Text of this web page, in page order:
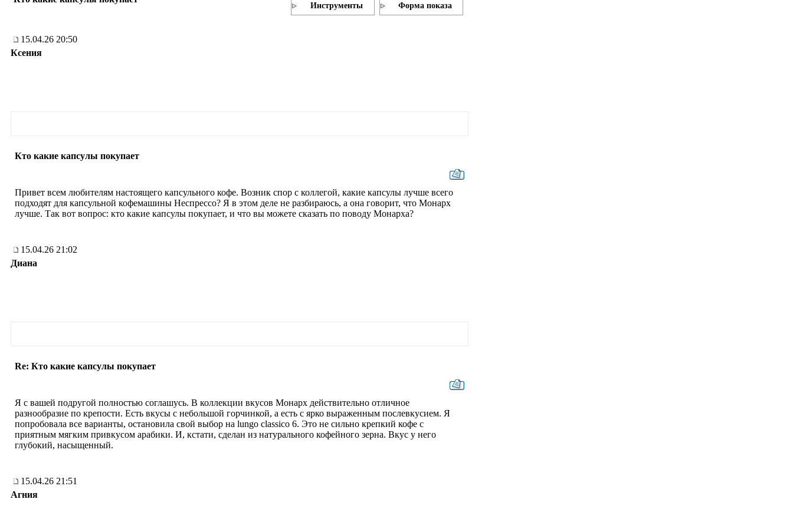
Инструменты Форма показа
15.04.26 20:50
Ксения
Кто какие капсулы покупает
Привет всем любителям настоящего капсульного кофе. Возник спор с коллегой, какие капсулы лучше всего
подходят для капсульной кофемашины Неспрессо? Я в этом деле не разбираюсь, а она говорит, что Монарх
лучше. Так вот вопрос: кто какие капсулы покупает, и что вы можете сказать по поводу Монарха?
15.04.26 21:02
Диана
Re: Кто какие капсулы покупает
Я с вашей подругой полностью соглашусь. В коллекции вкусов Монарх действительно отличное
разнообразие по крепости. Есть вкусы с небольшой горчинкой, а есть с ярко выраженным послевкусием. Я
попробовала все варианты, остановила свой выбор на lungo classico 6. Это не сильно крепкий кофе с
приятным мягким привкусом арабики. И, кстати, сделан из натурального кофейного зерна. Вкус у него
глубокий, насыщенный.
15.04.26 21:51
Агния